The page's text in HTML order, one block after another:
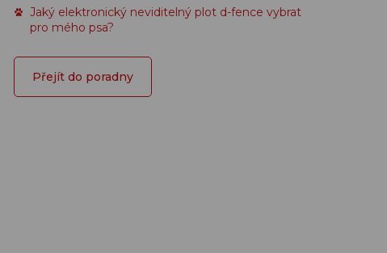
Jaký elektronický neviditelný plot d-fence vybrat
pro mého psa?
Přejít do poradny